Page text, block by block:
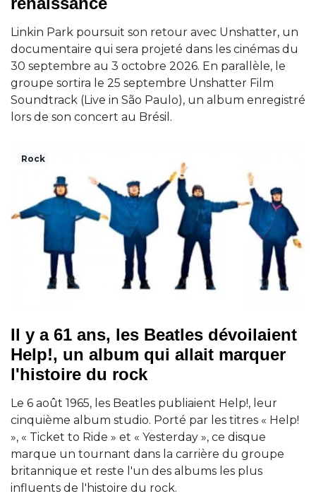
Linkin Park poursuit son retour avec Unshatter, un
documentaire qui sera projeté dans les cinémas du
30 septembre au 3 octobre 2026. En parallèle, le
groupe sortira le 25 septembre Unshatter Film
Soundtrack (Live in São Paulo), un album enregistré
lors de son concert au Brésil.
Rock
Il y a 61 ans, les Beatles dévoilaient
Help!, un album qui allait marquer
l'histoire du rock
Le 6 août 1965, les Beatles publiaient Help!, leur
cinquième album studio. Porté par les titres « Help!
», « Ticket to Ride » et « Yesterday », ce disque
marque un tournant dans la carrière du groupe
britannique et reste l'un des albums les plus
influents de l'histoire du rock.